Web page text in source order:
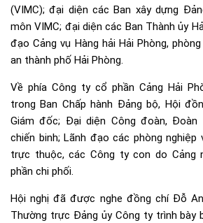
(VIMC); đại diện các Ban xây dựng
môn VIMC; đại diện các Ban Thành ủy
đạo Cảng vụ Hàng hải Hải Phòng,
an thành phố Hải Phòng.
Về phía Công ty cổ phần Cảng Hải
trong Ban Chấp hành Đảng bộ, Hội
Giám đốc; Đại diện Công đoàn, Đoàn
chiến binh; Lãnh đạo các phòng
trực thuộc, các Công ty con do Cảng
phần chi phối.
Hội nghị đã được nghe đồng chí Đỗ
Thường trực Đảng ủy Công ty trình bày